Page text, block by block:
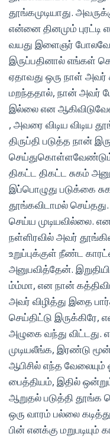
தூங்கமுடியாது.
என்னை தினமும் புரட்டி
வயது இளைஞர்
இருப்பதினால் எங்கள்
ஏதாவது ஒரு நாள்
மறந்ததால், நான் அவர்
இல்லை என
, அவரை விடிய விடிய
திருப்தி படுத்த நான்
செய்துகொள்ளவேண்டும்
திகட்ட திகட்ட சுகம்
இப்பொழுது படுக்கை
தூங்கவிடாமல்
செய்ய முடியவில்லை.
நள்ளிரவில் அவர்
உறுப்புக்குள் நீண்ட
அனுபவித்தேன்.
ம்ம்மா, என நான்
அவர் விழித்து இதை
செய்திட்டு
அழுகை வந்து
முடியலீங்க, இரண்டு
ஆபிசில் எந்த
பைத்தியம், இதில்
ஆறுதல் படுத்தி
ஒரு வாரம் பல்லை
பின் எனக்கு மறுபடியும்